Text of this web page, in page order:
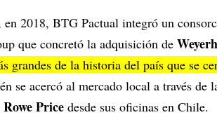
2018, BTG Pactual integró un
que concretó la adquisición de
grandes de la historia del país que se
se acercó al mercado local a través
Price desde sus oficinas en Chile.